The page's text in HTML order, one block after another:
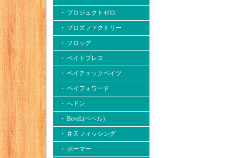
・ プロジェクトゼロ
・ プロズファクトリー
・ フロッグ
・ ベイトブレス
・ ペイチェックベイツ
・ ペイフォワード
・ へドン
・ BeveL(ベベル)
・ 弁天フィッシング
・ ボーマー